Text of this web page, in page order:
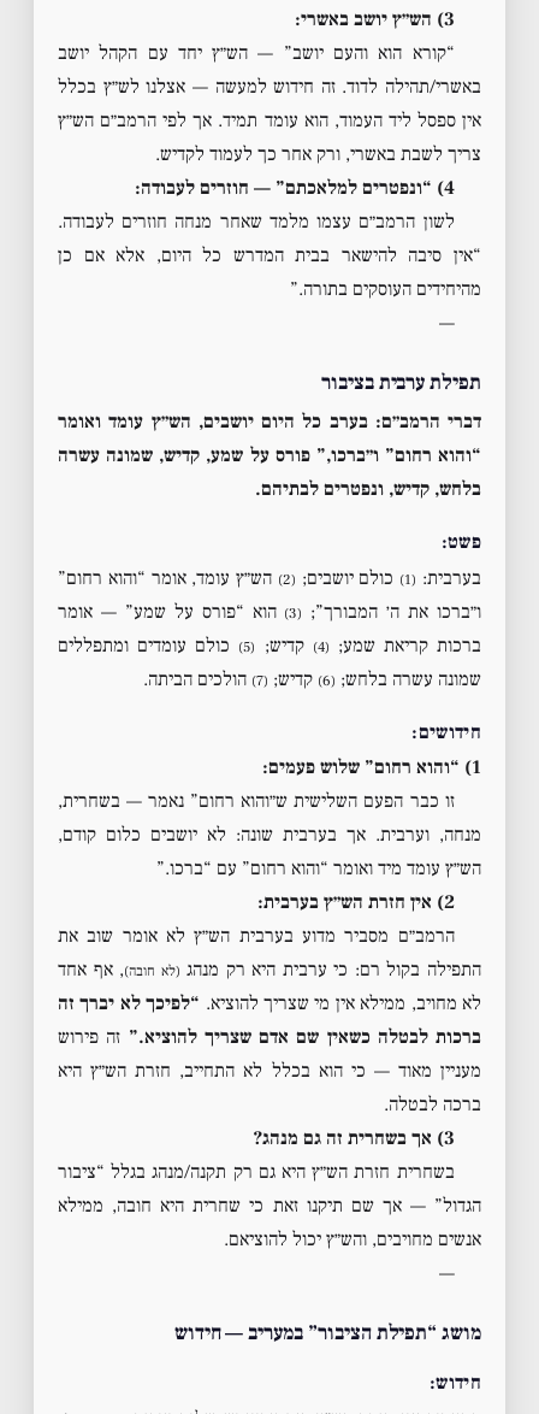
3) הש״ץ יושב באשרי:
“קורא הוא והעם יושב” — הש״ץ יחד עם הקהל יושב
באשרי/תהילה לדוד. זה חידוש למעשה — אצלנו לש״ץ בכלל
אין ספסל ליד העמוד, הוא עומד תמיד. אך לפי הרמב״ם הש״ץ
צריך לשבת באשרי, ורק אחר כך לעמוד לקדיש.
4) “ונפטרים למלאכתם” — חוזרים לעבודה:
לשון הרמב״ם עצמו מלמד שאחר מנחה חוזרים לעבודה.
“אין סיבה להישאר בבית המדרש כל היום, אלא אם כן
מהיחידים העוסקים בתורה.”
—
תפילת ערבית בציבור
דברי הרמב״ם: בערב כל היום יושבים, הש״ץ עומד ואומר
“והוא רחום” ו״ברכו,” פורס על שמע, קדיש, שמונה עשרה
בלחש, קדיש, ונפטרים לבתיהם.
פשט:
בערבית: (1) כולם יושבים; (2)
הש״ץ עומד, אומר “והוא רחום”
ו״ברכו את ה׳ המבורך”; (3)
הוא “פורס על שמע” — אומר
ברכות קריאת שמע; (4) קדיש; (5)
כולם עומדים ומתפללים
שמונה עשרה בלחש; (6) קדיש; (7) הולכים הביתה.
חידושים:
1) “והוא רחום” שלוש פעמים:
זו כבר הפעם השלישית ש״והוא רחום” נאמר — בשחרית,
מנחה, וערבית. אך בערבית שונה: לא יושבים כלום קודם,
הש״ץ עומד מיד ואומר “והוא רחום” עם “ברכו.”
2) אין חזרת הש״ץ בערבית:
הרמב״ם מסביר מדוע בערבית הש״ץ לא אומר שוב את
התפילה בקול רם: כי ערבית היא רק מנהג (לא חובה), אף אחד
לא מחויב, ממילא אין מי שצריך להוציא. “לפיכך לא יברך זה
ברכות לבטלה כשאין שם אדם שצריך להוציא.” זה פירוש
מעניין מאוד — כי הוא בכלל לא התחייב, חזרת הש״ץ היא
ברכה לבטלה.
3) אך בשחרית זה גם מנהג?
בשחרית חזרת הש״ץ היא גם רק תקנה/מנהג בגלל “ציבור
הגדול” — אך שם תיקנו זאת כי שחרית היא חובה, ממילא
אנשים מחויבים, והש״ץ יכול להוציאם.
—
מושג “תפילת הציבור” במעריב — חידוש
חידוש: